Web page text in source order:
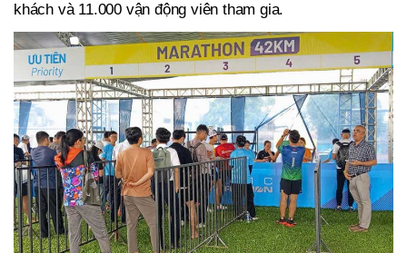
khách và 11.000 vận động viên tham gia.